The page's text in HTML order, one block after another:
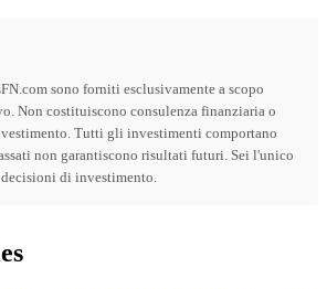
sono forniti esclusivamente a scopo
Non costituiscono consulenza finanziaria o
Tutti gli investimenti comportano
non garantiscono risultati futuri. Sei l'unico
di investimento.